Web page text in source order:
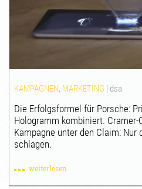
KAMPAGNEN, MARKETING | dsa
Die Erfolgsformel für Porsche:
Hologramm kombiniert.
Kampagne unter den Claim: Nur
schlagen.
weiterlesen